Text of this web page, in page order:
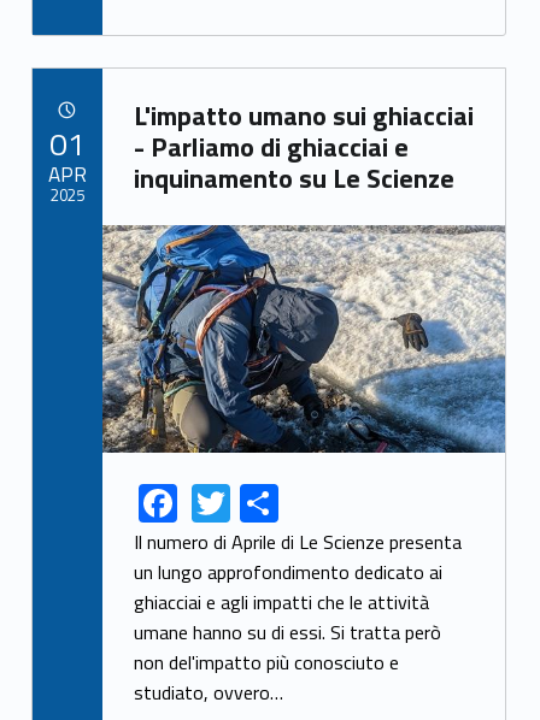
Link identifier archive #link-archive-79689
L'impatto umano sui ghiacciai
- Parliamo di ghiacciai e
inquinamento su Le Scienze
Link identifier archive #link-archive-thumb-soap-71948
Link identifier share facebook archive #share-link-archive-55238F
ac
e
b
o
o
Link identifier share twitter archive #share-link-archive-18615T
w
itt
er
S
h
ar
e
Il numero di Aprile di Le Scienze presenta
un lungo approfondimento dedicato ai
ghiacciai e agli impatti che le attività
umane hanno su di essi. Si tratta però
non del'impatto più conosciuto e
studiato, ovvero…
01
APR
2025